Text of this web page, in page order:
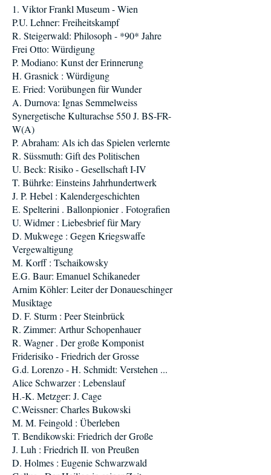
1. Viktor Frankl Museum - Wien
P.U. Lehner: Freiheitskampf
R. Steigerwald: Philosoph - *90* Jahre
Frei Otto: Würdigung
P. Modiano: Kunst der Erinnerung
H. Grasnick : Würdigung
E. Fried: Vorübungen für Wunder
A. Durnova: Ignas Semmelweiss
Synergetische Kulturachse 550 J. BS-FR-
W(A)
P. Abraham: Als ich das Spielen verlernte
R. Süssmuth: Gift des Politischen
U. Beck: Risiko - Gesellschaft I-IV
T. Bührke: Einsteins Jahrhundertwerk
J. P. Hebel : Kalendergeschichten
E. Spelterini . Ballonpionier . Fotografien
U. Widmer : Liebesbrief für Mary
D. Mukwege : Gegen Kriegswaffe
Vergewaltigung
M. Korff : Tschaikowsky
E.G. Baur: Emanuel Schikaneder
Arnim Köhler: Leiter der Donaueschinger
Musiktage
D. F. Sturm : Peer Steinbrück
R. Zimmer: Arthur Schopenhauer
R. Wagner . Der große Komponist
Friderisiko - Friedrich der Grosse
G.d. Lorenzo - H. Schmidt: Verstehen ...
Alice Schwarzer : Lebenslauf
H.-K. Metzger: J. Cage
C.Weissner: Charles Bukowski
M. M. Feingold : Überleben
T. Bendikowski: Friedrich der Große
J. Luh : Friedrich II. von Preußen
D. Holmes : Eugenie Schwarzwald